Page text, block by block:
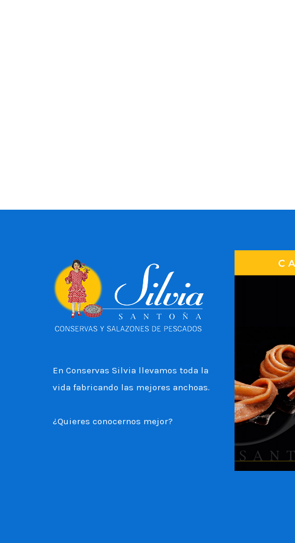
En Conservas Silvia llevamos toda la
vida fabricando las mejores anchoas.
¿Quieres conocernos mejor?